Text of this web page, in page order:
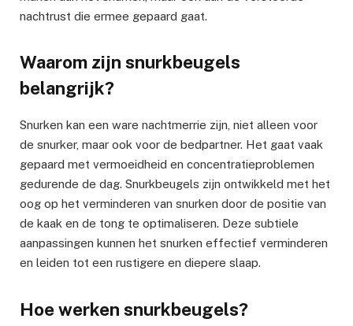
nachtrust die ermee gepaard gaat.
Waarom zijn snurkbeugels
belangrijk?
Snurken kan een ware nachtmerrie zijn, niet alleen voor
de snurker, maar ook voor de bedpartner. Het gaat vaak
gepaard met vermoeidheid en concentratieproblemen
gedurende de dag. Snurkbeugels zijn ontwikkeld met het
oog op het verminderen van snurken door de positie van
de kaak en de tong te optimaliseren. Deze subtiele
aanpassingen kunnen het snurken effectief verminderen
en leiden tot een rustigere en diepere slaap.
Hoe werken snurkbeugels?